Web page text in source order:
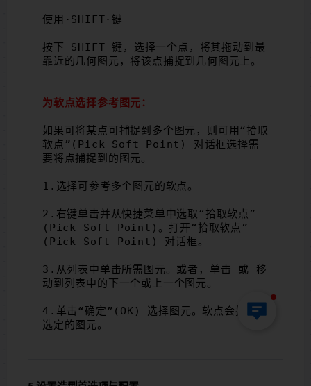
使用·SHIFT·键
按下 SHIFT 键，选择一个点，将其拖动到最
靠近的几何图元，将该点捕捉到几何图元上。
为软点选择参考图元：
如果可将某点可捕捉到多个图元，则可用“拾取
软点”(Pick Soft Point) 对话框选择需
要将点捕捉到的图元。
1.选择可参考多个图元的软点。
2.右键单击并从快捷菜单中选取“拾取软点”
(Pick Soft Point)。打开“拾取软点”
(Pick Soft Point) 对话框。
3.从列表中单击所需图元。或者，单击 或 移
动到列表中的下一个或上一个图元。
4.单击“确定”(OK) 选择图元。软点会捕捉到
选定的图元。